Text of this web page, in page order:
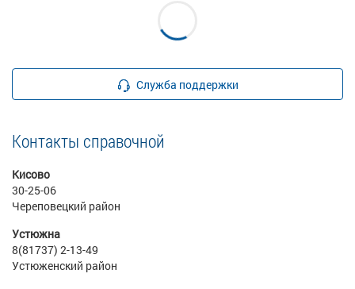
Служба поддержки
Контакты справочной
Кисово
30-25-06
Череповецкий район
Устюжна
8(81737) 2-13-49
Устюженский район